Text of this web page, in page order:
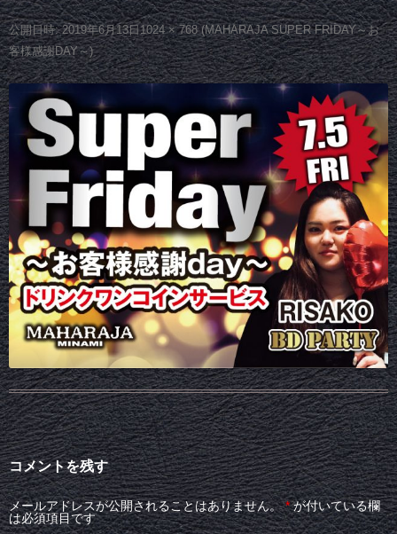
公開日時: 2019年6月13日1024 × 768(MAHARAJA SUPER FRIDAY～お
客様感謝DAY～)
コメントを残す
メールアドレスが公開されることはありません。 *が付いている欄
は必須項目です